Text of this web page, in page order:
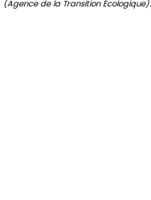
(Agence de la Transition Écologique).